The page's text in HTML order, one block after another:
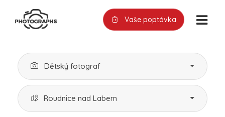
Vaše poptávka
Dětský fotograf
Roudnice nad Labem